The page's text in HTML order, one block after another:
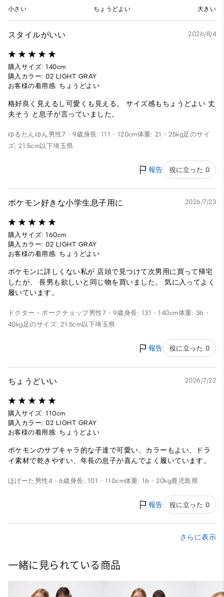
小さい ちょうどよい 大きい
スタイルがいい 2026/8/4
購入サイズ: 140cm
購入カラー: 02 LIGHT GRAY
お客様の着用感: ちょうどよい
格好良く見えるし可愛くも見える。 サイズ感もちょうどよい 丈
夫そう と息子が言っていました。
ゆるたんゆん 男性7 - 9歳身長: 111 - 120cm体重: 21 - 25kg足のサイ
ズ: 21.5cm以下埼玉県
報告 役に立った 0
ポケモン好きな小学生息子用に 2026/7/23
購入サイズ: 160cm
購入カラー: 02 LIGHT GRAY
お客様の着用感: ちょうどよい
ポケモンに詳しくない私が 店頭で見つけて次男用に買って帰宅
したが、 長男も欲しいと同じ物を買いました。 気に入ってよく
履いています。
ドクター・ポークチョップ男性7 - 9歳身長: 131 - 140cm体重: 36 -
40kg足のサイズ: 21.5cm以下埼玉県
報告 役に立った 0
ちょうどいい 2026/7/22
購入サイズ: 110cm
購入カラー: 02 LIGHT GRAY
お客様の着用感: ちょうどよい
ポケモンのサブキャラ的な子達で可愛い、カラーもよい、ドラ
イ素材で乾きやすい、年長の息子が喜んでよく履いています。
ほげーた 男性4 - 6歳身長: 101 - 110cm体重: 16 - 20kg鹿児島県
報告 役に立った 0
さらに表示
一緒に見られている商品